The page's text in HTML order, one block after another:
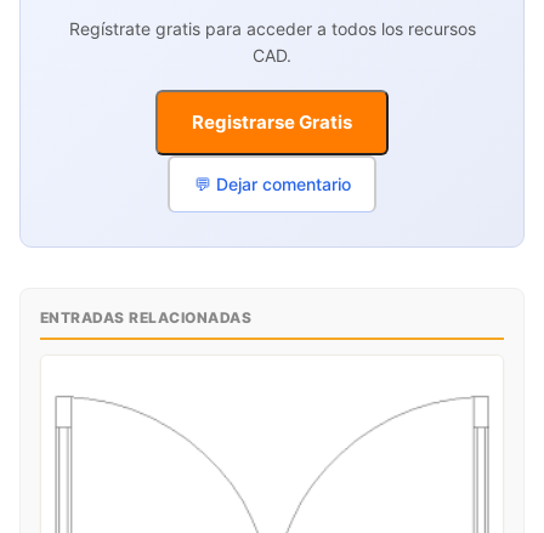
Regístrate gratis para acceder a todos los recursos
CAD.
Registrarse Gratis
💬 Dejar comentario
ENTRADAS RELACIONADAS